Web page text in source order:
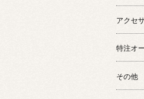
アクセ
特注オ
その他